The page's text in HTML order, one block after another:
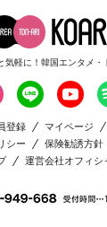
気軽に！ 韓国エンタメ・
登録 マイページ
シー 保険勧誘方針
運営会社オフィシ